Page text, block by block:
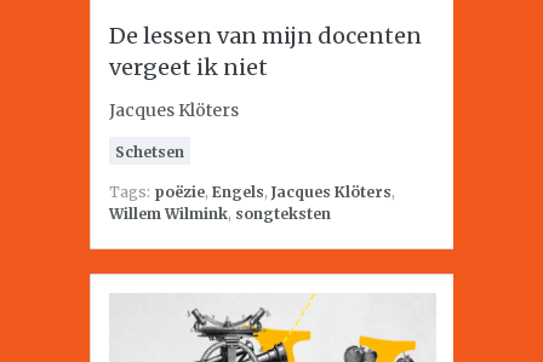
De lessen van mijn docenten
vergeet ik niet
Jacques Klöters
Schetsen
Tags: poëzie, Engels, Jacques Klöters,
Willem Wilmink, songteksten